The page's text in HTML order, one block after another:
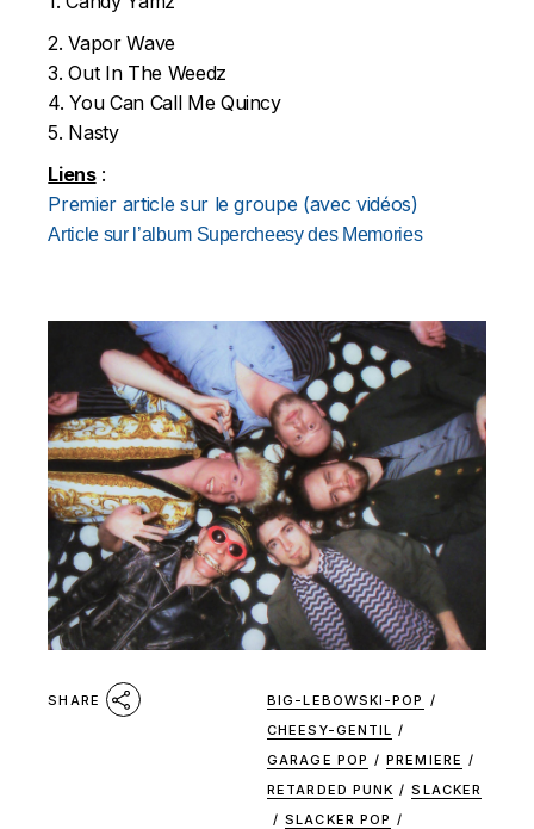
2. Vapor Wave
3. Out In The Weedz
4. You Can Call Me Quincy
5. Nasty
Liens:
Premier article sur le groupe (avec vidéos)
Article sur l’album Supercheesy des Memories
SHARE BIG-LEBOWSKI-POP /
CHEESY-GENTIL
/
GARAGE POP / PREMIERE /
RETARDED PUNK / SLACKER
/ SLACKER POP /